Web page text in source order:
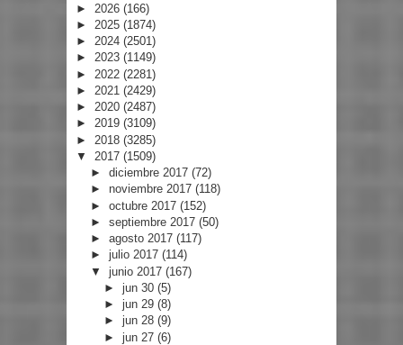
► 2026 (166)
► 2025 (1874)
► 2024 (2501)
► 2023 (1149)
► 2022 (2281)
► 2021 (2429)
► 2020 (2487)
► 2019 (3109)
► 2018 (3285)
▼ 2017 (1509)
► diciembre 2017 (72)
► noviembre 2017 (118)
► octubre 2017 (152)
► septiembre 2017 (50)
► agosto 2017 (117)
► julio 2017 (114)
▼ junio 2017 (167)
►jun 30(5)
►jun 29(8)
►jun 28(9)
►jun 27(6)